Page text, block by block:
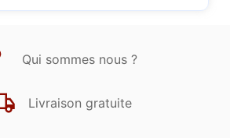
Qui sommes nous ?
Livraison gratuite